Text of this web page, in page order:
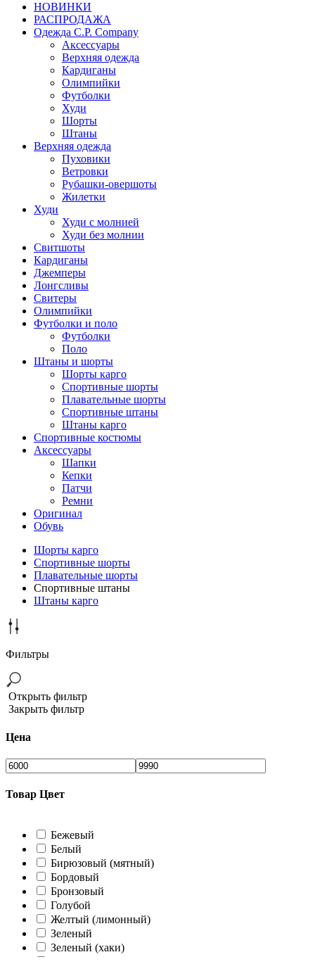
НОВИНКИ
РАСПРОДАЖА
Одежда C.P. Сompany
Аксессуары
Верхняя одежда
Кардиганы
Олимпийки
Футболки
Худи
Шорты
Штаны
Верхняя одежда
Пуховики
Ветровки
Рубашки-овершоты
Жилетки
Худи
Худи с молнией
Худи без молнии
Свитшоты
Кардиганы
Джемперы
Лонгсливы
Свитеры
Олимпийки
Футболки и поло
Футболки
Поло
Штаны и шорты
Шорты карго
Спортивные шорты
Плавательные шорты
Спортивные штаны
Штаны карго
Спортивные костюмы
Аксессуары
Шапки
Кепки
Патчи
Ремни
Оригинал
Обувь
Шорты карго
Спортивные шорты
Плавательные шорты
Спортивные штаны
Штаны карго
Фильтры
Открыть фильтр
Закрыть фильтр
Цена
Товар Цвет
Бежевый
Белый
Бирюзовый (мятный)
Бордовый
Бронзовый
Голубой
Желтый (лимонный)
Зеленый
Зеленый (хаки)